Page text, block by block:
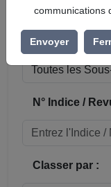
Sous-rubrique
N° Indice /
Classer par :
communications
Envoyer